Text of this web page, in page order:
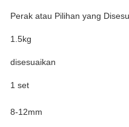
Perak atau Pilihan yang
1.5kg
disesuaikan
1 set
8-12mm